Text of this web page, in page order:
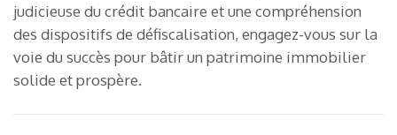
judicieuse du crédit bancaire et une compréhension
des dispositifs de défiscalisation, engagez-vous sur la
voie du succès pour bâtir un patrimoine immobilier
solide et prospère.